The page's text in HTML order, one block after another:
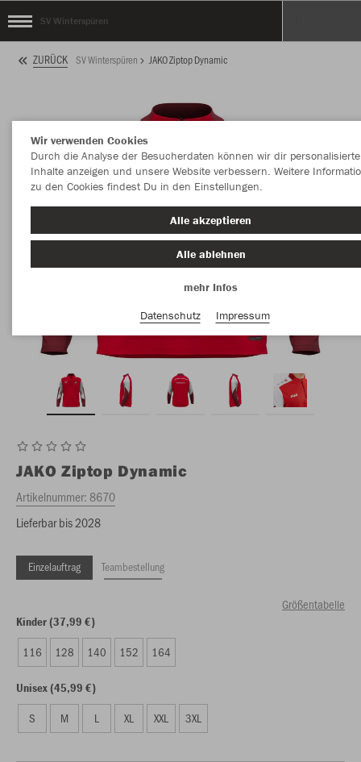
SV Winterspüren
ZURÜCK SV Winterspüren JAKO Ziptop Dynamic
JAKO Ziptop Dynamic
Artikelnummer:8670
Lieferbar bis 2028
Einzelauftrag Teambestellung
Größentabelle
Kinder (37,99 €)
116 128 140 152 164
Unisex (45,99 €)
S M L XL XXL 3XL
Wir verwenden Cookies
Durch die Analyse der Besucherdaten können wir dir personalisierte
Inhalte anzeigen und unsere Website verbessern. Weitere
zu den Cookies findest Du in den Einstellungen.
Alle akzeptieren
Alle ablehnen
mehr Infos
Datenschutz
Impressum